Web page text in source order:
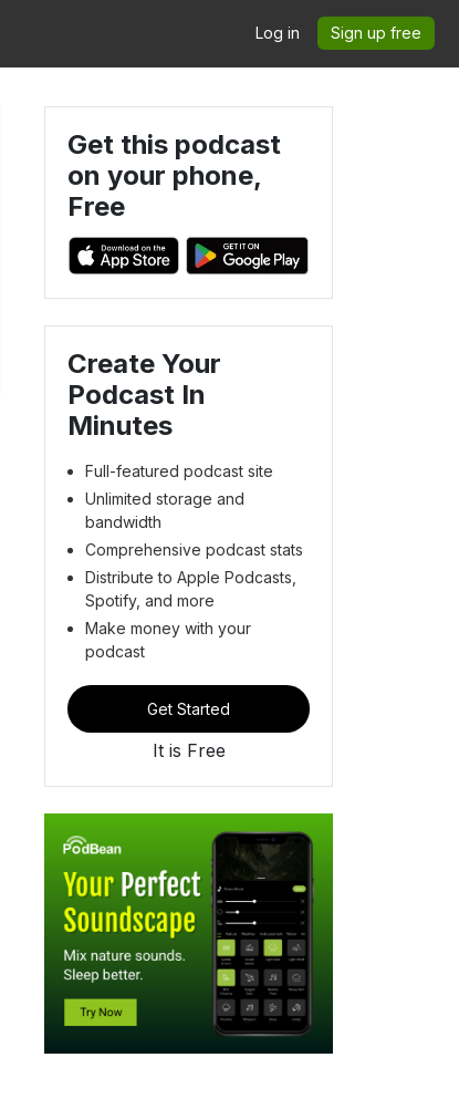
Log in Sign up free
Get this podcast
on your phone,
Free
Create Your
Podcast In
Minutes
Full-featured podcast site
Unlimited storage and
bandwidth
Comprehensive podcast stats
Distribute to Apple Podcasts,
Spotify, and more
Make money with your
podcast
Get Started
It is Free